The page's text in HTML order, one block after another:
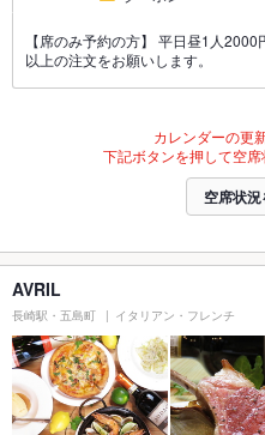
【席のみ予約の方】 平日昼1人
以上の注文をお願いします。
カレンダーの更
下記ボタンを押して空席
空席状
AVRIL
長崎駅・五島町 イタリアン・フレンチ